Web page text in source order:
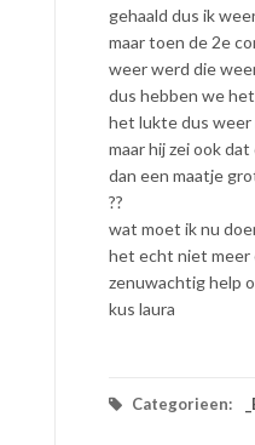
gehaald dus ik
maar toen de 2e
weer werd die
dus hebben we
het lukte dus weer
maar hij zei ook
dan een maatje
??
wat moet ik nu
het echt niet meer
zenuwachtig help
kus laura
Categorieen: